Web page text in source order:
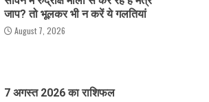
जाप? तो भूलकर भी न करें ये गलतियां
August 7, 2026
7 अगस्त 2026 का राशिफल